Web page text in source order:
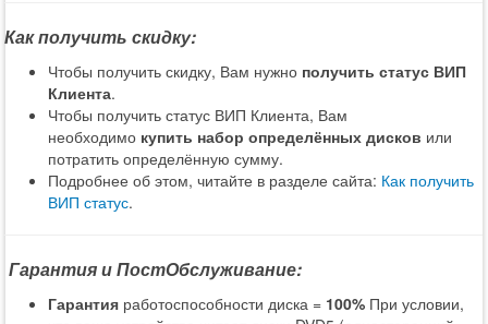
Как получить скидку:
Чтобы получить скидку, Вам нужно получить статус ВИП
Клиента.
Чтобы получить статус ВИП Клиента, Вам
необходимо купить набор определённых дисков или
потратить определённую сумму.
Подробнее об этом, читайте в разделе сайта: Как получить
ВИП статус.
Гарантия и ПостОбслуживание:
Гарантия работоспособности диска = 100% При условии,